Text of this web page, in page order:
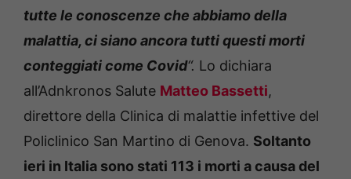
tutte le conoscenze che abbiamo della
malattia, ci siano ancora tutti questi morti
conteggiati come Covid“. Lo dichiara
all’Adnkronos Salute Matteo Bassetti,
direttore della Clinica di malattie infettive del
Policlinico San Martino di Genova. Soltanto
ieri in Italia sono stati 113 i morti a causa del